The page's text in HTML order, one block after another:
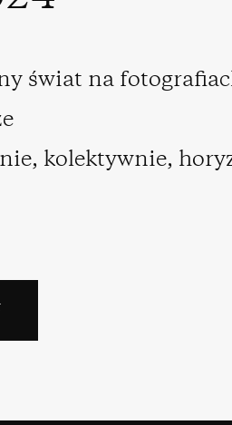
świat na
kolektywnie,
(3